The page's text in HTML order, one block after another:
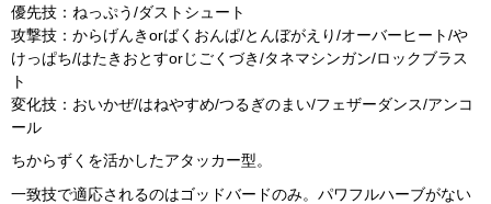
優先技：ねっぷう/ダストシュート
攻撃技：からげんきorばくおんぱ/とんぼがえり/オーバーヒート/や
けっぱち/はたきおとすorじごくづき/タネマシンガン/ロックブラス
ト
変化技：おいかぜ/はねやすめ/つるぎのまい/フェザーダンス/アンコ
ール
ちからずくを活かしたアタッカー型。
一致技で適応されるのはゴッドバードのみ。パワフルハーブがない